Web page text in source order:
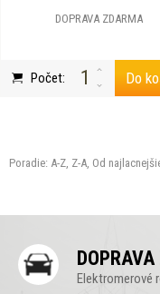
DOPRAVA ZDARMA
Počet: Do
Poradie: A-Z, Z-A, Od
DOPRAVA
Elektromerové